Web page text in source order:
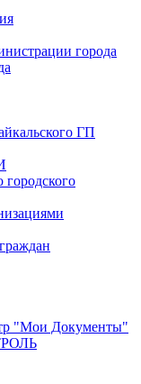
города
ГП
городского
"Мои Документы"